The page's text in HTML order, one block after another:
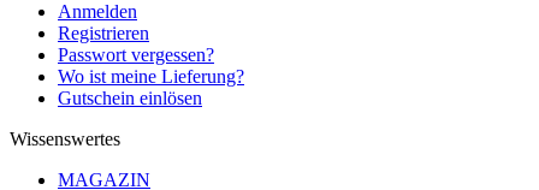
Anmelden
Registrieren
Passwort vergessen?
Wo ist meine Lieferung?
Gutschein einlösen
Wissenswertes
MAGAZIN